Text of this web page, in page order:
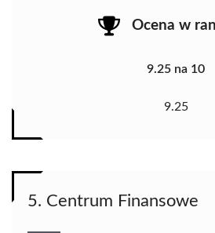
Ocena w
9.25 na 10
9.25
5. Centrum Finansowe